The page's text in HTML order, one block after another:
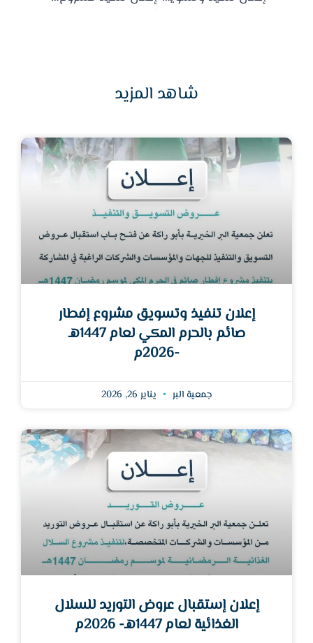
شاهد المزيد
إعلان تنفيذ وتسويق مشروع إفطار
صائم بالحرم المكي لعام 1447هـ
-2026م
جمعية البر يناير 26, 2026
إعلان إستقبال عروض التوريد للسلال
الغذائية لعام 1447هـ- 2026م